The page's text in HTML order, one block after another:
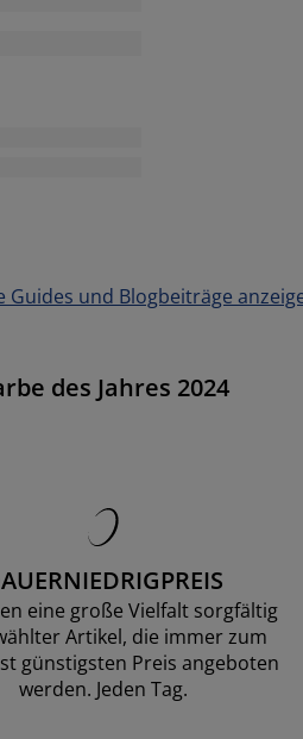
Guides und Blogbeiträge
des Jahres 2024
eine große Vielfalt sorgfältig
Artikel, die immer zum
günstigsten Preis angeboten
werden. Jeden Tag.